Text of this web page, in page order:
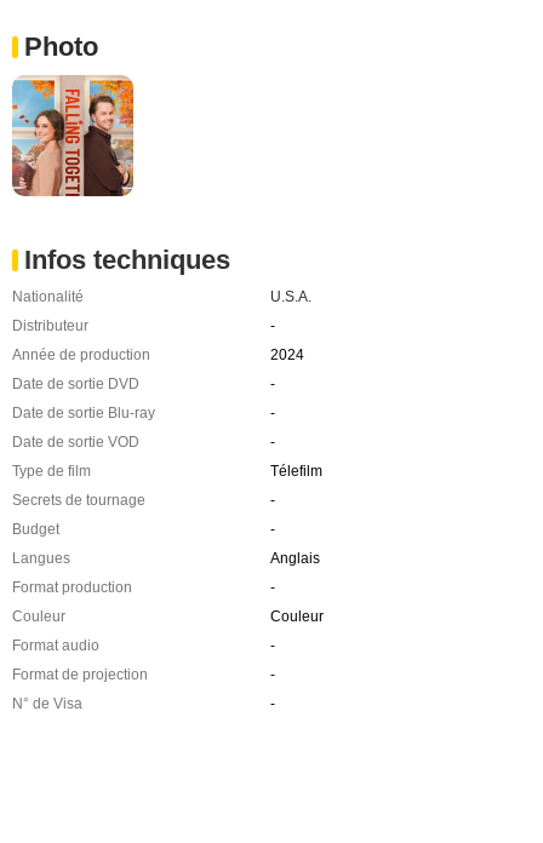
Photo
Infos techniques
Nationalité
U.S.A.
Distributeur
-
Année de production
2024
Date de sortie DVD
-
Date de sortie Blu-ray
-
Date de sortie VOD
-
Type de film
Télefilm
Secrets de tournage
-
Budget
-
Langues
Anglais
Format production
-
Couleur
Couleur
Format audio
-
Format de projection
-
N° de Visa
-